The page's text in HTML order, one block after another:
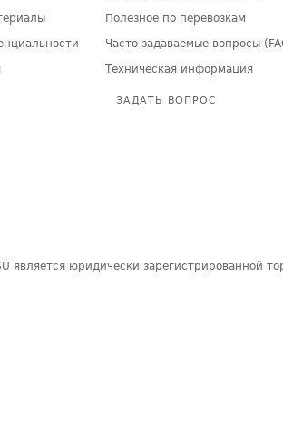
Полезное по перевозкам
Часто задаваемые вопросы
Техническая информация
ЗАДАТЬ ВОПРОС
является юридически зарегистрированной